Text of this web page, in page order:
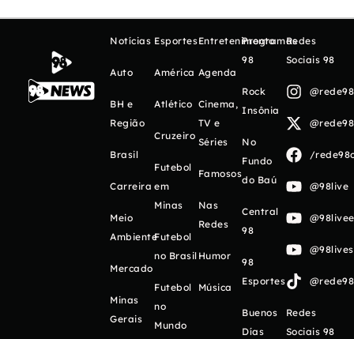
Notícias
Auto
BH e
Região
Brasil
Carreira
Meio
Ambiente
Mercado
Minas
Gerais
Esportes
América
Atlético
Cruzeiro
Futebol
em
Minas
Futebol
no Brasil
Futebol
no
Mundo
Entretenimento
Agenda
Cinema,
TV e
Séries
Famosos
Nas
Redes
Humor
Música
Programas
98
Rock
Insônia
No
Fundo
do Baú
Central
98
98
Esportes
Buenos
Días
Redes
Sociais 98
/
@98live
Redes
Sociais 98